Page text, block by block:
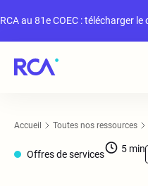
RCA au 81e COEC : télécharger
Accueil Toutes nos ressources
Offres de services 5 min